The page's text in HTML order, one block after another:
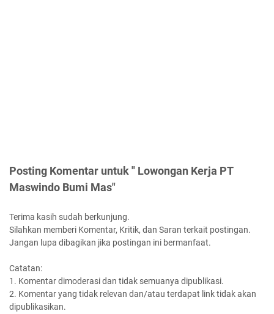
Posting Komentar untuk " Lowongan Kerja PT
Maswindo Bumi Mas"
Terima kasih sudah berkunjung.
Silahkan memberi Komentar, Kritik, dan Saran terkait postingan.
Jangan lupa dibagikan jika postingan ini bermanfaat.
Catatan:
1. Komentar dimoderasi dan tidak semuanya dipublikasi.
2. Komentar yang tidak relevan dan/atau terdapat link tidak akan
dipublikasikan.